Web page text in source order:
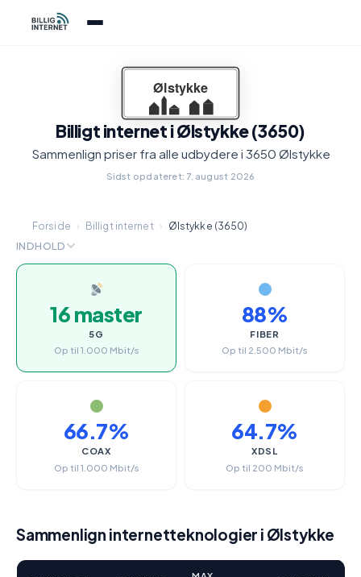
Billigt internet i Ølstykke (3650)
Sammenlign priser fra alle udbydere i 3650 Ølstykke
Sidst opdateret: 7. august 2026
Forside › Billigt internet › Ølstykke (3650)
INDHOLD
16 master
5G
Op til 1.000 Mbit/s
88%
FIBER
Op til 2.500 Mbit/s
66.7%
COAX
Op til 1.000 Mbit/s
64.7%
XDSL
Op til 200 Mbit/s
Sammenlign internetteknologier i Ølstykke